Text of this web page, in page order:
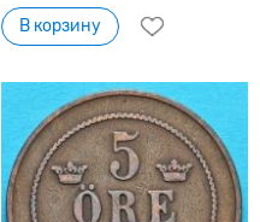
В корзину